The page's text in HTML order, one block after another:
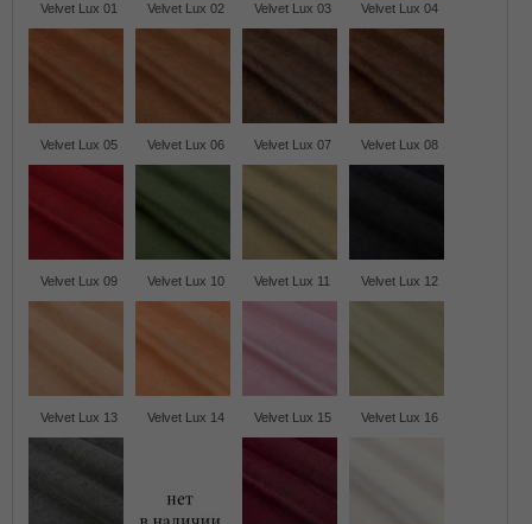
Velvet Lux 01 Velvet Lux 02 Velvet Lux 03 Velvet Lux 04
Velvet Lux 05 Velvet Lux 06 Velvet Lux 07 Velvet Lux 08
Velvet Lux 09 Velvet Lux 10 Velvet Lux 11 Velvet Lux 12
Velvet Lux 13 Velvet Lux 14 Velvet Lux 15 Velvet Lux 16